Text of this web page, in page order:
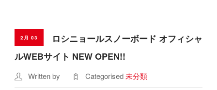
お問い合わせ
2月 03
ロシニョールスノーボード オフィシャ
ルWEBサイト NEW OPEN!!
Written by Categorised未分類